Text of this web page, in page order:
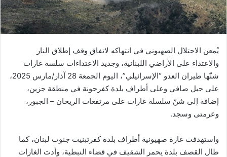
يُمعن الاحتلال الصهيوني في انتهاكه لاتفاق وقف إطلاق النار
والاعتداء على الأراضي اللبنانية، وجديد الاعتداءات سلسة غارات
شنّها طيران العدو “الإسرائيلي”، اليوم الجمعة 28 آذار/مارس 2025،
على جبل صافي وعلى أطراف بلدة كفرحونة في منطقة جزين،
إضافة إلى شنّ سلسلة غارات على مرتفعات الريحان – الجبور،
وعرمتى وسجد.
واستهدفت غارة صهيونية أطراف بلدة كفرتبنيت جنوب لبنان، كما
طال القصف بلدة يحمر الشقيف في قضاء النبطية، وأدت الغارات